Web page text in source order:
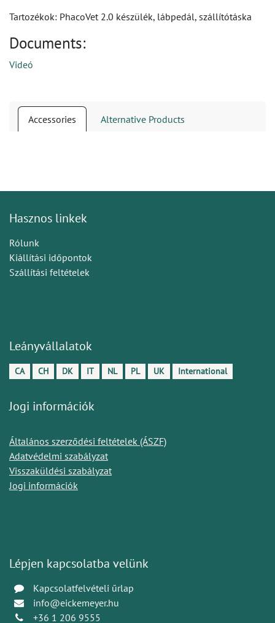
Tartozékok: PhacoVet 2.0 készülék, lábpedál, szállítótáska
Documents:
Videó
Accessories Alternative Products
Hasznos linkek
Rólunk
Kiállítási időpontok
Szállítási feltételek
Leányvállalatok
CA CH DK IT NL PL UK International
Jogi információk
Általános szerződési feltételek (ÁSZF)
Adatvédelmi szabályzat
Visszaküldési szabályzat
Jogi információk
Lépjen kapcsolatba velünk
Kapcsolatfelvételi űrlap
info@eickemeyer.hu
+36 1 206 9555